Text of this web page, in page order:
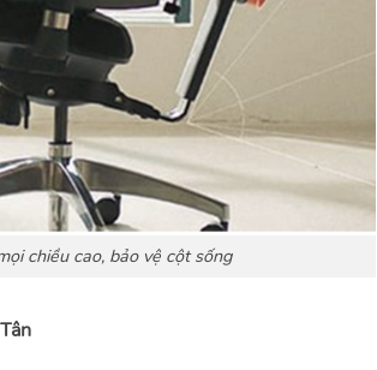
chiều cao, bảo vệ cột sống